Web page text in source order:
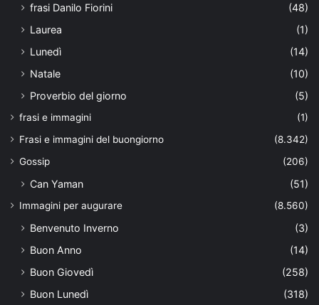
frasi Danilo Fiorini
(48)
Laurea
(1)
Lunedì
(14)
Natale
(10)
Proverbio del giorno
(5)
frasi e immagini
(1)
Frasi e immagini del buongiorno
(8.342)
Gossip
(206)
Can Yaman (51)
Immagini per augurare (8.560)
Benvenuto Inverno
(3)
Buon Anno
(14)
Buon Giovedì
(258)
Buon Lunedì
(318)